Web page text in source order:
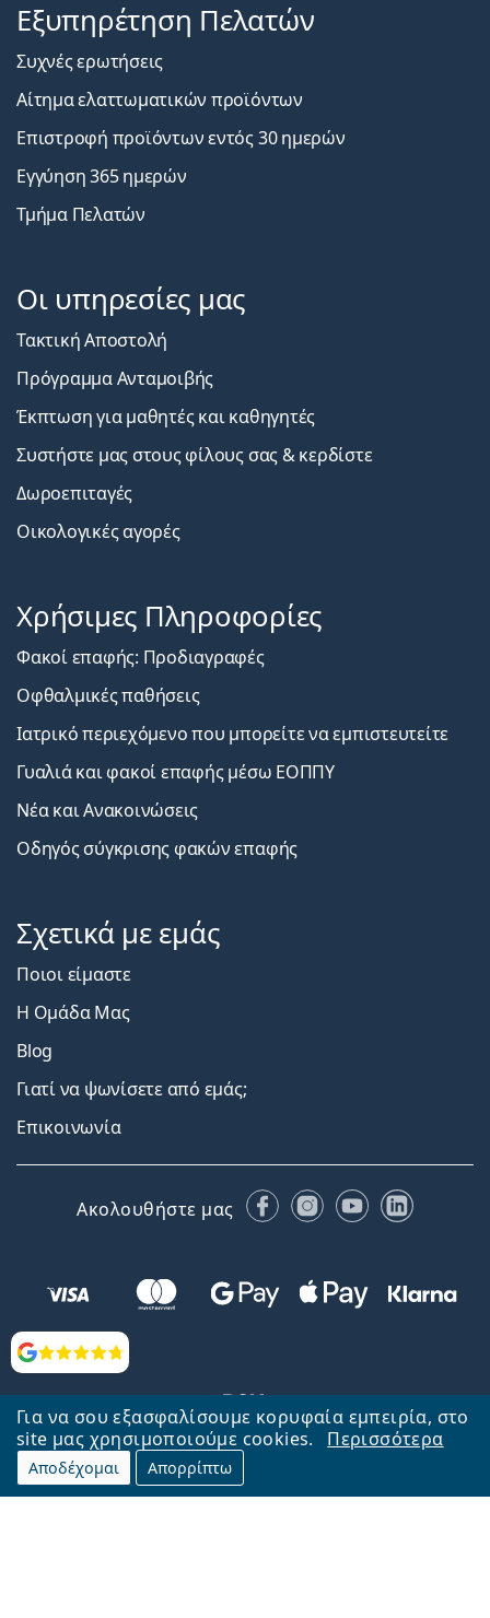
Για να σου εξασφαλίσουμε κορυφαία εμπειρία, στο
site μας χρησιμοποιούμε cookies.
Περισσότερα
Αποδέχομαι Απορρίπτω
Αξιολογήσεις
Εξυπηρέτηση Πελατών
Συχνές ερωτήσεις
Αίτημα ελαττωματικών προϊόντων
Επιστροφή προϊόντων εντός 30 ημερών
Εγγύηση 365 ημερών
Τμήμα Πελατών
Οι υπηρεσίες μας
Τακτική Αποστολή
Πρόγραμμα Ανταμοιβής
Έκπτωση για μαθητές και καθηγητές
Συστήστε μας στους φίλους σας & κερδίστε
Δωροεπιταγές
Οικολογικές αγορές
Χρήσιμες Πληροφορίες
Φακοί επαφής: Προδιαγραφές
Οφθαλμικές παθήσεις
Ιατρικό περιεχόμενο που μπορείτε να εμπιστευτείτε
Γυαλιά και φακοί επαφής μέσω ΕΟΠΠΥ
Νέα και Ανακοινώσεις
Οδηγός σύγκρισης φακών επαφής
Σχετικά με εμάς
Ποιοι είμαστε
Η Ομάδα Μας
Blog
Γιατί να ψωνίσετε από εμάς;
Επικοινωνία
Ακολουθήστε μας FacebookInstagram
YouTubeLinkedIn
Επιστροφή στην αρχική σελίδα